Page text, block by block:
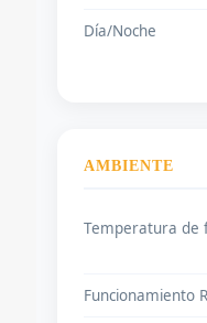
Día/Noche
AMBIENTE
Temperatura de
Funcionamiento